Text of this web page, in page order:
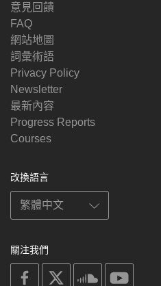
意見回饋
FAQ
網站地圖
詞彙術語
Privacy Policy
Newsletter
最新內容
Progress Reports
Courses
改換語言
關注我們
on
facebook
soundcloud